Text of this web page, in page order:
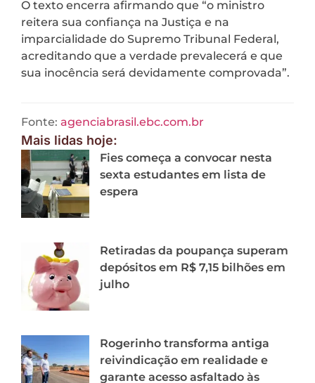
O texto encerra afirmando que “o ministro
reitera sua confiança na Justiça e na
imparcialidade do Supremo Tribunal Federal,
acreditando que a verdade prevalecerá e que
sua inocência será devidamente comprovada”.
Fonte: agenciabrasil.ebc.com.br
Mais lidas hoje:
Fies começa a convocar nesta
sexta estudantes em lista de
espera
Retiradas da poupança superam
depósitos em R$ 7,15 bilhões em
julho
Rogerinho transforma antiga
reivindicação em realidade e
garante acesso asfaltado às